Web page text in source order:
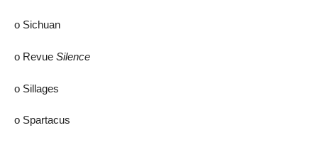
ο Sichuan
ο Revue Silence
ο Sillages
ο Spartacus